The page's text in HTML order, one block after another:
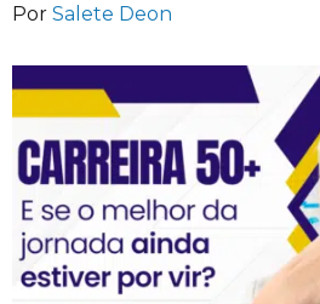
Por Salete Deon